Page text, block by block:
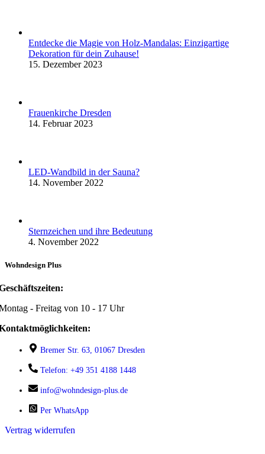
Entdecke die Magie von Holz-Mandalas: Einzigartige
Dekoration für dein Zuhause!
15. Dezember 2023
Frauenkirche Dresden
14. Februar 2023
LED-Wandbild in der Sauna?
14. November 2022
Sternzeichen und ihre Bedeutung
4. November 2022
Wohndesign Plus
- Freitag von 10 - 17 Uhr
Bremer Str. 63, 01067 Dresden
Telefon: +49 351 4188 1448
info@wohndesign-plus.de
Per WhatsApp
Vertrag widerrufen